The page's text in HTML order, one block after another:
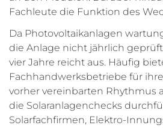
Fachleute die Funktion des
Da Photovoltaikanlagen
die Anlage nicht jährlich
vier Jahre reicht aus. Häufig
Fachhandwerksbetriebe für
vorher vereinbarten Rhythmus
die Solaranlagenchecks
Solarfachfirmen, Elektro-